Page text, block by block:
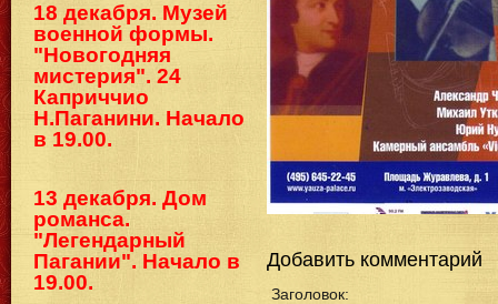
18 декабря. Музей
военной формы.
"Новогодняя
мистерия". 24
Каприччио
Н.Паганини. Начало
в 19.00.
13 декабря. Дом
романса.
"Легендарный
Пагании". Начало в
19.00.
Добавить комментарий
Заголовок: